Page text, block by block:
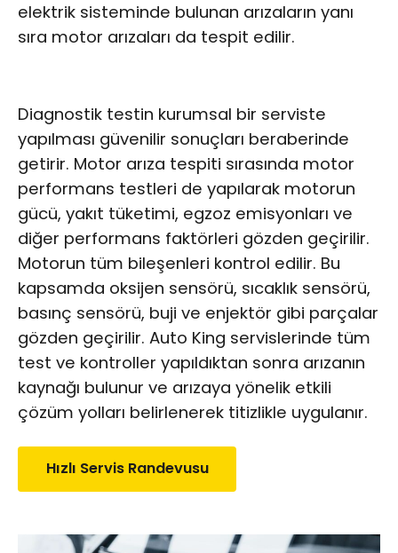
elektrik sisteminde bulunan arızaların yanı
sıra motor arızaları da tespit edilir.
Diagnostik testin kurumsal bir serviste
yapılması güvenilir sonuçları beraberinde
getirir. Motor arıza tespiti sırasında motor
performans testleri de yapılarak motorun
gücü, yakıt tüketimi, egzoz emisyonları ve
diğer performans faktörleri gözden geçirilir.
Motorun tüm bileşenleri kontrol edilir. Bu
kapsamda oksijen sensörü, sıcaklık sensörü,
basınç sensörü, buji ve enjektör gibi parçalar
gözden geçirilir. Auto King servislerinde tüm
test ve kontroller yapıldıktan sonra arızanın
kaynağı bulunur ve arızaya yönelik etkili
çözüm yolları belirlenerek titizlikle uygulanır.
Hızlı Servis Randevusu